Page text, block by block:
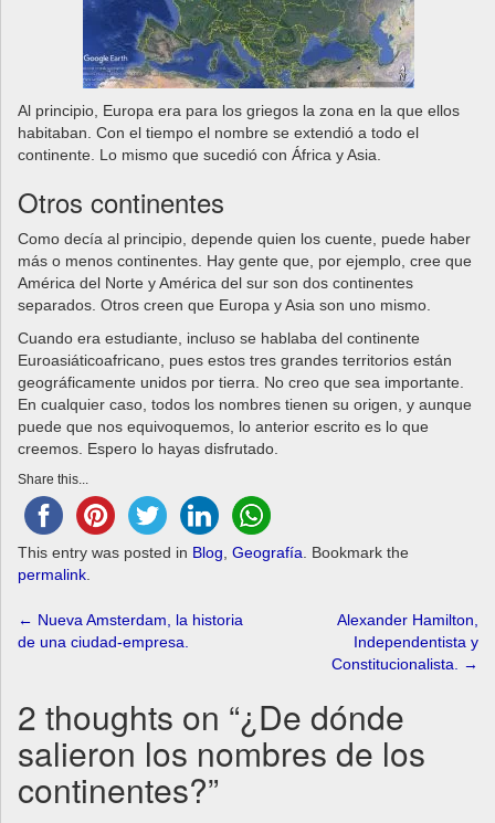
Al principio, Europa era para los griegos la zona en la que ellos
habitaban. Con el tiempo el nombre se extendió a todo el
continente. Lo mismo que sucedió con África y Asia.
Otros continentes
Como decía al principio, depende quien los cuente, puede haber
más o menos continentes. Hay gente que, por ejemplo, cree que
América del Norte y América del sur son dos continentes
separados. Otros creen que Europa y Asia son uno mismo.
Cuando era estudiante, incluso se hablaba del continente
Euroasiáticoafricano, pues estos tres grandes territorios están
geográficamente unidos por tierra. No creo que sea importante.
En cualquier caso, todos los nombres tienen su origen, y aunque
puede que nos equivoquemos, lo anterior escrito es lo que
creemos. Espero lo hayas disfrutado.
Share this...
This entry was posted in Blog Geografía . Bookmark the
permalink
Post
← Nueva Amsterdam, la historia
de una ciudad-empresa.
Alexander Hamilton,
Independentista y
Constitucionalista.
→
2 thoughts on “¿De dónde
salieron los nombres de los
continentes?”